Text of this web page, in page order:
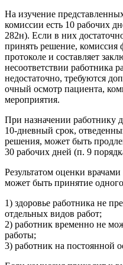
На изучение
комиссии есть 10 рабочих
282н). Если в них
принять решение, комиссия
протоколе и составляет
несоответствии работника
недостаточно, требуются
очный осмотр пациента,
мероприятия.
При назначении работнику
10-дневный срок,
решения, может быть
30 рабочих дней (п. 9
Результатом оценки
может быть принятие
1) здоровье работника не
отдельных видов работ;
2) работник временно не
работы;
3) работник на постоянной